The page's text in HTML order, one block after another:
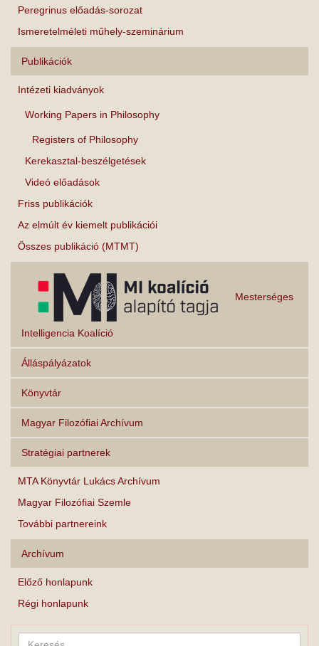
Peregrinus előadás-sorozat
Ismeretelméleti műhely-szeminárium
Publikációk
Intézeti kiadványok
Working Papers in Philosophy
Registers of Philosophy
Kerekasztal-beszélgetések
Videó előadások
Friss publikációk
Az elmúlt év kiemelt publikációi
Összes publikáció (MTMT)
Mesterséges
Intelligencia Koalíció
Álláspályázatok
Könyvtár
Magyar Filozófiai Archívum
Stratégiai partnerek
MTA Könyvtár Lukács Archívum
Magyar Filozófiai Szemle
További partnereink
Archívum
Előző honlapunk
Régi honlapunk
Keresés...